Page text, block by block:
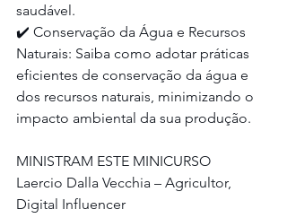
saudável.
✔️ Conservação da Água e Recursos
Naturais: Saiba como adotar práticas
eficientes de conservação da água e
dos recursos naturais, minimizando o
impacto ambiental da sua produção.
MINISTRAM ESTE MINICURSO
Laercio Dalla Vecchia – Agricultor,
Digital Influencer